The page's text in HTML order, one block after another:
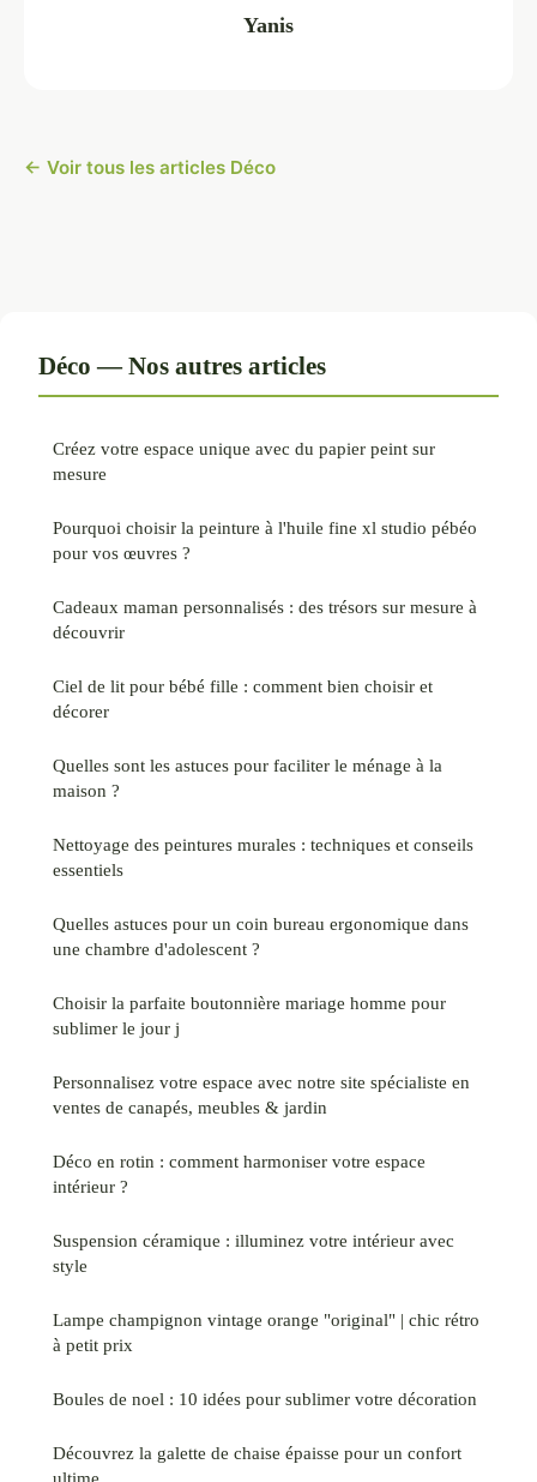
Yanis
← Voir tous les articles Déco
Déco — Nos autres articles
Créez votre espace unique avec du papier peint sur
mesure
Pourquoi choisir la peinture à l'huile fine xl studio pébéo
pour vos œuvres ?
Cadeaux maman personnalisés : des trésors sur mesure à
découvrir
Ciel de lit pour bébé fille : comment bien choisir et
décorer
Quelles sont les astuces pour faciliter le ménage à la
maison ?
Nettoyage des peintures murales : techniques et conseils
essentiels
Quelles astuces pour un coin bureau ergonomique dans
une chambre d'adolescent ?
Choisir la parfaite boutonnière mariage homme pour
sublimer le jour j
Personnalisez votre espace avec notre site spécialiste en
ventes de canapés, meubles & jardin
Déco en rotin : comment harmoniser votre espace
intérieur ?
Suspension céramique : illuminez votre intérieur avec
style
Lampe champignon vintage orange "original" | chic rétro
à petit prix
Boules de noel : 10 idées pour sublimer votre décoration
Découvrez la galette de chaise épaisse pour un confort